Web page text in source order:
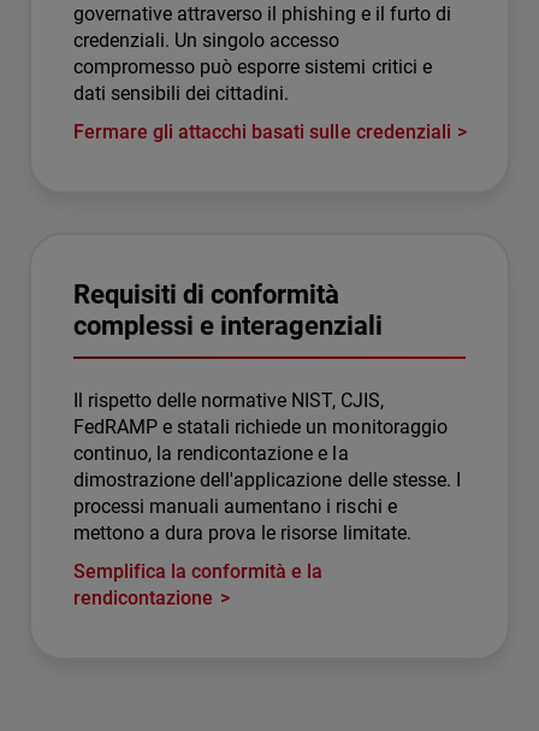
governative attraverso il phishing e il furto di
credenziali. Un singolo accesso
compromesso può esporre sistemi critici e
dati sensibili dei cittadini.
Fermare gli attacchi basati sulle credenziali
Requisiti di conformità
complessi e interagenziali
Il rispetto delle normative NIST, CJIS,
FedRAMP e statali richiede un monitoraggio
continuo, la rendicontazione e la
dimostrazione dell'applicazione delle stesse. I
processi manuali aumentano i rischi e
mettono a dura prova le risorse limitate.
Semplifica la conformità e la
rendicontazione